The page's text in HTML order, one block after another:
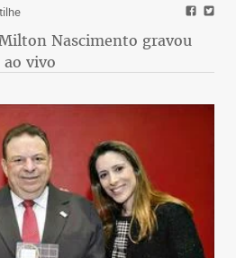
Nascimento gravou
vivo